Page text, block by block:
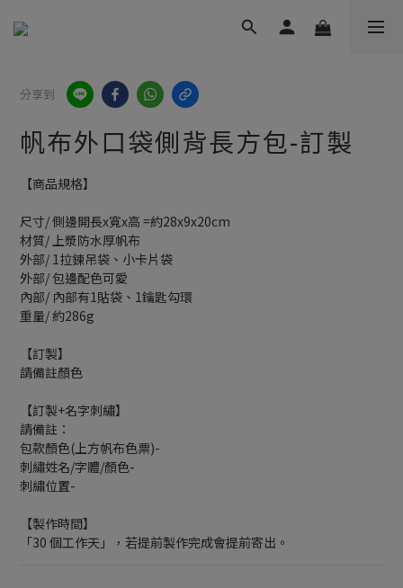
分享到
帆布外口袋側背長方包-訂製
【商品規格】
尺寸/ 側邊開長x寬x高 =約28x9x20cm
材質/ 上漿防水厚帆布
外部/ 1拉鍊吊袋、小卡片袋
外部/ 包邊配色可愛
內部/ 內部有1貼袋、1鑰匙勾環
重量/ 約286g
【訂製】
請備註顏色
【訂製+名字刺繡】
請備註：
包款顏色(上方帆布色票)-
刺繡姓名/字體/顏色-
刺繡位置-
【製作時間】
「30 個工作天」，若提前製作完成會提前寄出。